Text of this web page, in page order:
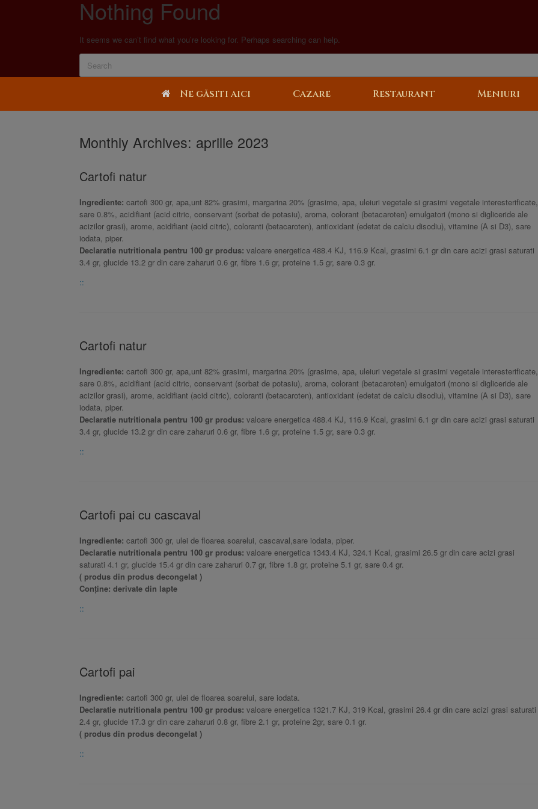
Nothing Found
It seems we can’t find what you’re looking for. Perhaps searching can help.
Ne găsiti aici Cazare Restaurant Meniuri
Monthly Archives: aprilie 2023
Cartofi natur
Ingrediente: cartofi 300 gr, apa,unt 82% grasimi, margarina 20% (grasime, apa, uleiuri vegetale si grasimi vegetale interesterificate,
sare 0.8%, acidifiant (acid citric, conservant (sorbat de potasiu), aroma, colorant (betacaroten) emulgatori (mono si digliceride ale
acizilor grasi), arome, acidifiant (acid citric), coloranti (betacaroten), antioxidant (edetat de calciu disodiu), vitamine (A si D3), sare
iodata, piper.
Declaratie nutritionala pentru 100 gr produs: valoare energetica 488.4 KJ, 116.9 Kcal, grasimi 6.1 gr din care acizi grasi saturati
3.4 gr, glucide 13.2 gr din care zaharuri 0.6 gr, fibre 1.6 gr, proteine 1.5 gr, sare 0.3 gr.
::
Cartofi natur
Ingrediente: cartofi 300 gr, apa,unt 82% grasimi, margarina 20% (grasime, apa, uleiuri vegetale si grasimi vegetale interesterificate,
sare 0.8%, acidifiant (acid citric, conservant (sorbat de potasiu), aroma, colorant (betacaroten) emulgatori (mono si digliceride ale
acizilor grasi), arome, acidifiant (acid citric), coloranti (betacaroten), antioxidant (edetat de calciu disodiu), vitamine (A si D3), sare
iodata, piper.
Declaratie nutritionala pentru 100 gr produs: valoare energetica 488.4 KJ, 116.9 Kcal, grasimi 6.1 gr din care acizi grasi saturati
3.4 gr, glucide 13.2 gr din care zaharuri 0.6 gr, fibre 1.6 gr, proteine 1.5 gr, sare 0.3 gr.
::
Cartofi pai cu cascaval
Ingrediente: cartofi 300 gr, ulei de floarea soarelui, cascaval,sare iodata, piper.
Declaratie nutritionala pentru 100 gr produs: valoare energetica 1343.4 KJ, 324.1 Kcal, grasimi 26.5 gr din care acizi grasi
saturati 4.1 gr, glucide 15.4 gr din care zaharuri 0.7 gr, fibre 1.8 gr, proteine 5.1 gr, sare 0.4 gr.
( produs din produs decongelat )
Conține: derivate din lapte
::
Cartofi pai
Ingrediente: cartofi 300 gr, ulei de floarea soarelui, sare iodata.
Declaratie nutritionala pentru 100 gr produs: valoare energetica 1321.7 KJ, 319 Kcal, grasimi 26.4 gr din care acizi grasi saturati
2.4 gr, glucide 17.3 gr din care zaharuri 0.8 gr, fibre 2.1 gr, proteine 2gr, sare 0.1 gr.
( produs din produs decongelat )
::